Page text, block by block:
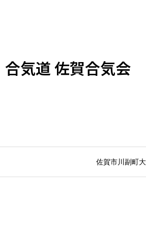
合気道 佐賀合気会
佐賀市川副町